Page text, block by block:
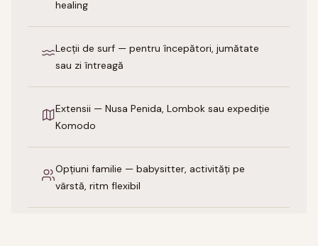
healing
Lecții de surf — pentru începători, jumătate
sau zi întreagă
Extensii — Nusa Penida, Lombok sau expediție
Komodo
Opțiuni familie — babysitter, activități pe
vârstă, ritm flexibil